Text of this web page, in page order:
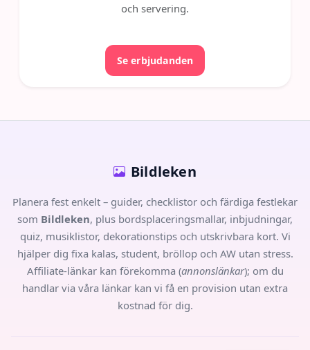
och servering.
Se erbjudanden
Bildleken
Planera fest enkelt – guider, checklistor och färdiga festlekar
som Bildleken, plus bordsplaceringsmallar, inbjudningar,
quiz, musiklistor, dekorationstips och utskrivbara kort. Vi
hjälper dig fixa kalas, student, bröllop och AW utan stress.
Affiliate-länkar kan förekomma (annonslänkar); om du
handlar via våra länkar kan vi få en provision utan extra
kostnad för dig.